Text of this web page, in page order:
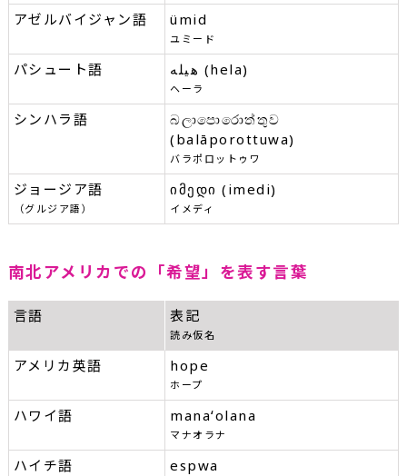
アゼルバイジャン語 ümid
ユミード
パシュート語 هيله (hela)
ヘーラ
シンハラ語
බලාපොරොත්තුව
(balāporottuwa)
バラポロットゥワ
ジョージア語
（グルジア語）
იმედი (imedi)
イメディ
南北アメリカでの「希望」を表す言葉
言語 表記
読み仮名
アメリカ英語 hope
ホープ
ハワイ語 manaʻolana
マナオラナ
ハイチ語 espwa